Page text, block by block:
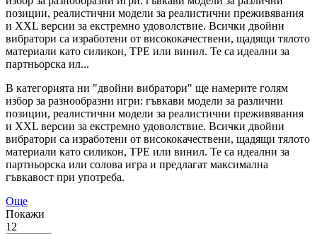
позиции, реалистични модели за реалистични преживявания
и XXL версии за екстремно удоволствие. Всички двойни
вибратори са изработени от висококачествени, щадящи тялото
материали като силикон, TPE или винил. Те са идеални за
партньорска ил...
В категорията ни "двойни вибратори" ще намерите голям
избор за разнообразни игри: гъвкави модели за различни
позиции, реалистични модели за реалистични преживявания
и XXL версии за екстремно удоволствие. Всички двойни
вибратори са изработени от висококачествени, щадящи тялото
материали като силикон, TPE или винил. Те са идеални за
партньорска или солова игра и предлагат максимална
гъвкавост при употреба.
Още
Покажи
12